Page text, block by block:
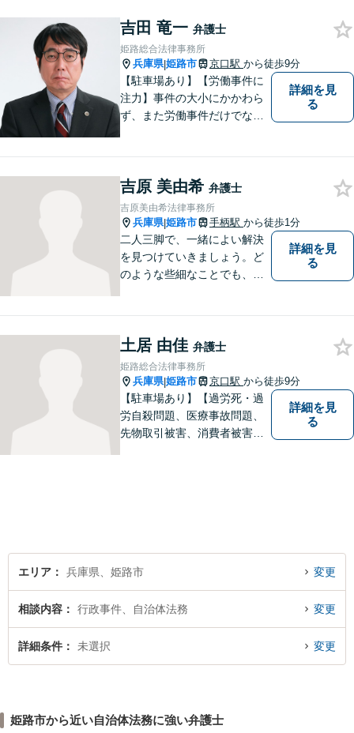
吉田 竜一 弁護士
姫路総合法律事務所
兵庫県|姫路市 京口駅 から徒歩9分
【駐車場あり】【労働事件に
注力】事件の大小にかかわら
ず、また労働事件だけでなく
いと考えています。 お気軽に
ご相談ください。
詳細を見
る
吉原 美由希 弁護士
吉原美由希法律事務所
兵庫県|姫路市 手柄駅 から徒歩1分
二人三脚で、一緒によい解決
を見つけていきましょう。ど
のような些細なことでも、ま
詳細を見
る
土居 由佳 弁護士
姫路総合法律事務所
兵庫県|姫路市 京口駅 から徒歩9分
【駐車場あり】【過労死・過
労自殺問題、医療事故問題、
先物取引被害、消費者被害、
い。
詳細を見
る
エリア 兵庫県、姫路市 変更
相談内容 行政事件、自治体法務 変更
詳細条件 未選択 変更
姫路市から近い自治体法務に強い弁護士